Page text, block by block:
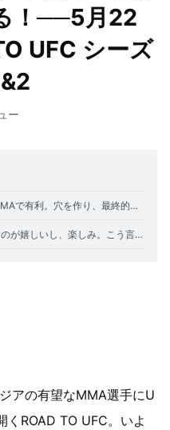
！──5月22
UFC シーズ
ー
吉田開威「硬式空手の間合い感覚はMMAで有利。穴を作り、最終的に大きなもので倒す」
松田亜莉紗「強い選手と試合ができるのが嬉しいし、楽しみ。こう言う選手がいるぞとアピールしたい」
アの有望なMMA選手にU
くROAD TO UFC。いよ